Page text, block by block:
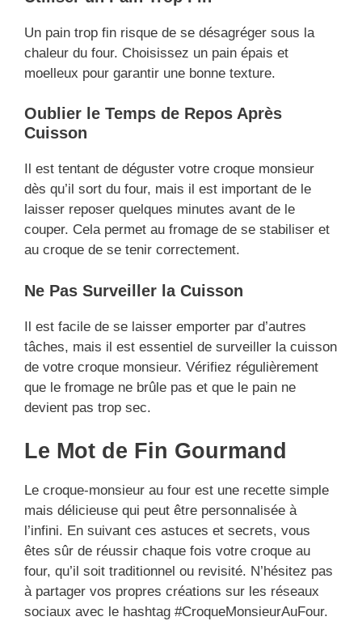
Un pain trop fin risque de se désagréger sous la
chaleur du four. Choisissez un pain épais et
moelleux pour garantir une bonne texture.
Oublier le Temps de Repos Après
Cuisson
Il est tentant de déguster votre croque monsieur
dès qu’il sort du four, mais il est important de le
laisser reposer quelques minutes avant de le
couper. Cela permet au fromage de se stabiliser et
au croque de se tenir correctement.
Ne Pas Surveiller la Cuisson
Il est facile de se laisser emporter par d’autres
tâches, mais il est essentiel de surveiller la cuisson
de votre croque monsieur. Vérifiez régulièrement
que le fromage ne brûle pas et que le pain ne
devient pas trop sec.
Le Mot de Fin Gourmand
Le croque-monsieur au four est une recette simple
mais délicieuse qui peut être personnalisée à
l’infini. En suivant ces astuces et secrets, vous
êtes sûr de réussir chaque fois votre croque au
four, qu’il soit traditionnel ou revisité. N’hésitez pas
à partager vos propres créations sur les réseaux
sociaux avec le hashtag #CroqueMonsieurAuFour.